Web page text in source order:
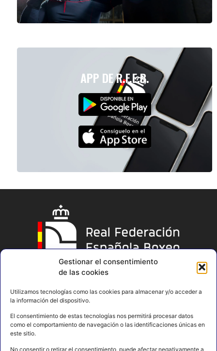
Gestionar el consentimiento
de las cookies
Utilizamos tecnologías como las cookies para almacenar y/o acceder a
la información del dispositivo.
El consentimiento de estas tecnologías nos permitirá procesar datos
como el comportamiento de navegación o las identificaciones únicas en
este sitio.
No consentir o retirar el consentimiento, puede afectar negativamente a
APP DE R.F.E.B.